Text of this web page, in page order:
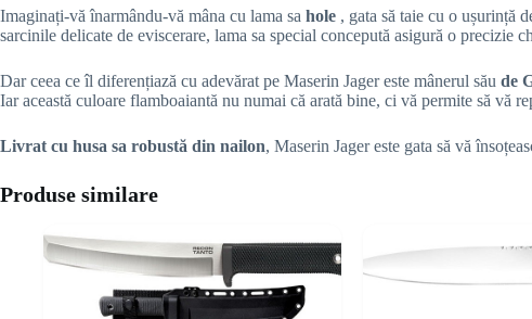
Imaginați-vă înarmându-vă mâna cu lama sa hole , gata să taie cu o ușurință
sarcinile delicate de eviscerare, lama sa special concepută asigură o precizie
Dar ceea ce îl diferențiază cu adevărat pe Maserin Jager este mânerul său de
Iar această culoare flamboaiantă nu numai că arată bine, ci vă permite să vă
Livrat cu husa sa robustă din nailon, Maserin Jager este gata să vă
Produse similare